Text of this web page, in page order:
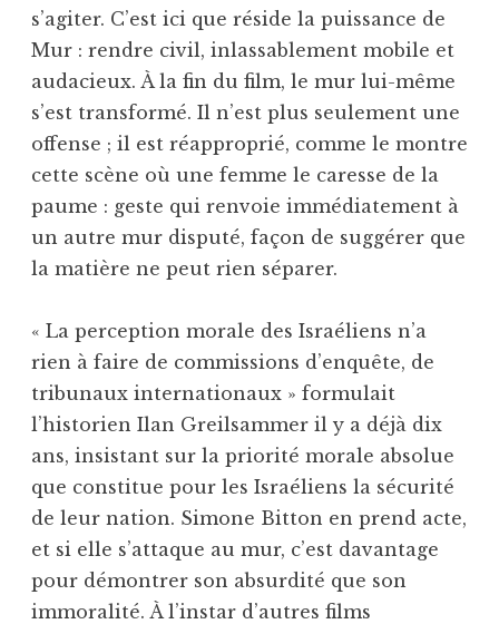
s’agiter. C’est ici que réside la puissance de
Mur : rendre civil, inlassablement mobile et
audacieux. À la fin du film, le mur lui-même
s’est transformé. Il n’est plus seulement une
offense ; il est réapproprié, comme le montre
cette scène où une femme le caresse de la
paume : geste qui renvoie immédiatement à
un autre mur disputé, façon de suggérer que
la matière ne peut rien séparer.
« La perception morale des Israéliens n’a
rien à faire de commissions d’enquête, de
tribunaux internationaux » formulait
l’historien Ilan Greilsammer il y a déjà dix
ans, insistant sur la priorité morale absolue
que constitue pour les Israéliens la sécurité
de leur nation. Simone Bitton en prend acte,
et si elle s’attaque au mur, c’est davantage
pour démontrer son absurdité que son
immoralité. À l’instar d’autres films